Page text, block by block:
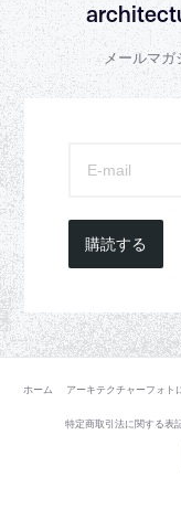
メールマ
購読する
ホーム アーキテクチャーフォト
特定商取引法に関する表